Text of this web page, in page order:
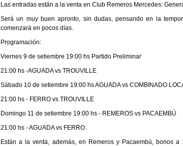
Las entradas están a la venta en Club Remeros Mercedes:
Será un muy buen apronto, sin dudas, pensando en la
comenzará en pocos días.
Programación:
Viernes 9 de setiembre 19:00 hs Partido Preliminar
21:00 hs -AGUADA vs TROUVILLE
Sábado 10 de setiembre 19:00 hs AGUADA vs COMBINADO
21:00 hs - FERRO vs TROUVILLE
Domingo 11 de setiembre 19:00 hs - REMEROS vs PACAEMBÚ
21:00 hs - AGUADA vs FERRO
Están a la venta, además, en Remeros y Pacaembú, bonos